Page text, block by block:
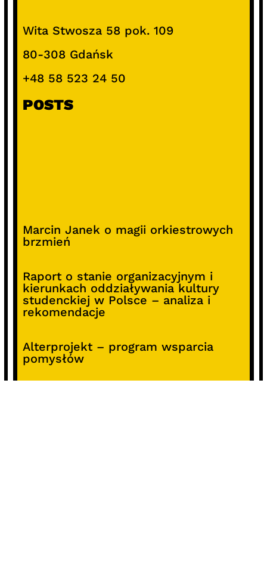
Wita Stwosza 58 pok. 109
80-308 Gdańsk
+48 58 523 24 50
POSTS
Marcin Janek o magii orkiestrowych
brzmień
Raport o stanie organizacyjnym i
kierunkach oddziaływania kultury
studenckiej w Polsce – analiza i
rekomendacje
Alterprojekt – program wsparcia
pomysłów